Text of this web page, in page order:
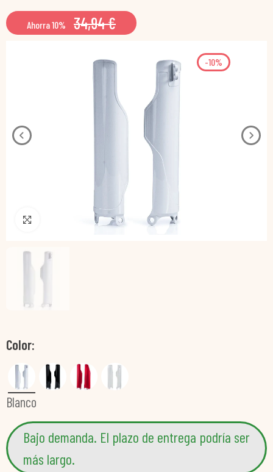
Ahorra 10% 34,94 €
-10%
Pincha para agrandar
Color
Blanco
Bajo demanda. El plazo de entrega podría ser
más largo.